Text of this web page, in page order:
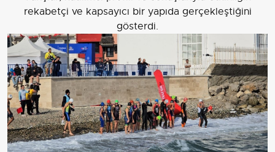
rekabetçi ve kapsayıcı bir yapıda gerçekleştiğini
gösterdi.